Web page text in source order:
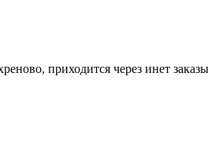
приходится через инет